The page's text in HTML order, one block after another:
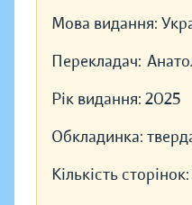
Мова видання:
Перекладач:
Рік видання: 2025
Обкладинка:
Кількість сторінок: